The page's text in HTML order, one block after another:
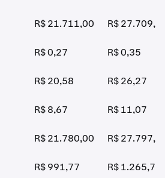
R$ 21.711,00 R$
R$ 0,27 R$ 0,35
R$ 20,58 R$ 26,27
R$ 8,67 R$ 11,07
R$ 21.780,00 R$
R$ 991,77 R$ 1.265,78